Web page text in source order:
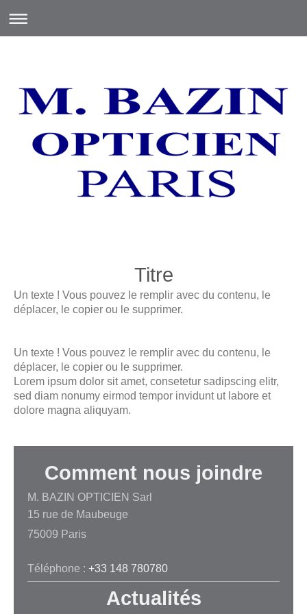
Titre
Un texte ! Vous pouvez le remplir avec du contenu, le
déplacer, le copier ou le supprimer.
Un texte ! Vous pouvez le remplir avec du contenu, le
déplacer, le copier ou le supprimer.
Lorem ipsum dolor sit amet, consetetur sadipscing elitr,
sed diam nonumy eirmod tempor invidunt ut labore et
dolore magna aliquyam.
Comment nous joindre
M. BAZIN OPTICIEN Sarl
15 rue de Maubeuge
75009 Paris
Téléphone : +33 148 780780
Actualités